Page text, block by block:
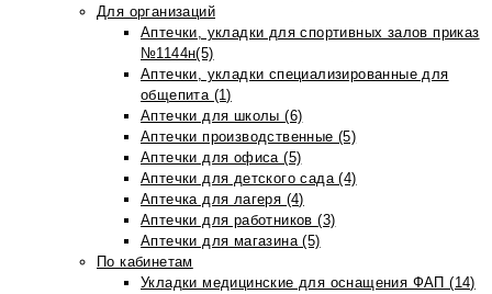
Для организаций
Аптечки, укладки для спортивных залов приказ
№1144н(5)
Аптечки, укладки специализированные для
общепита (1)
Аптечки для школы (6)
Аптечки производственные (5)
Аптечки для офиса (5)
Аптечки для детского сада (4)
Аптечка для лагеря (4)
Аптечки для работников (3)
Аптечки для магазина (5)
По кабинетам
Укладки медицинские для оснащения ФАП (14)